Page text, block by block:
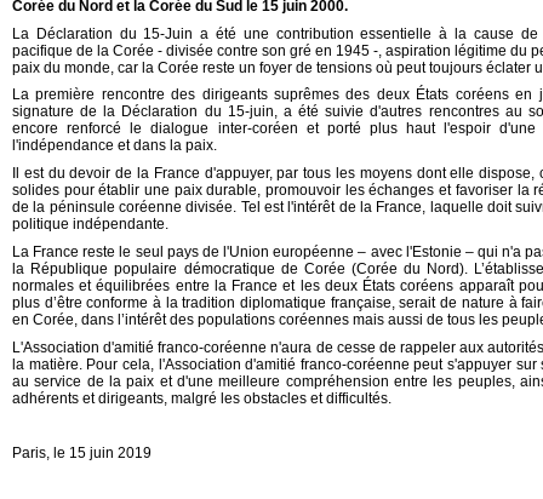
Corée du Nord et la Corée du Sud le 15 juin 2000.
La Déclaration du 15-Juin a été une contribution essentielle à la cause
pacifique de la Corée - divisée contre son gré en 1945 -, aspiration légitime du
paix du monde, car la Corée reste un foyer de tensions où peut toujours éclater
La première rencontre des dirigeants suprêmes des deux États coréens
signature de la Déclaration du 15-juin, a été suivie d'autres rencontres au
encore renforcé le dialogue inter-coréen et porté plus haut l'espoir
l'indépendance et dans la paix.
Il est du devoir de la France d'appuyer, par tous les moyens dont elle
solides pour établir une paix durable, promouvoir les échanges et favoriser la
de la péninsule coréenne divisée. Tel est l'intérêt de la France, laquelle doit
politique indépendante.
La France reste le seul pays de l'Union européenne – avec l'Estonie – qui n'a
la République populaire démocratique de Corée (Corée du Nord).
normales et équilibrées entre la France et les deux États coréens apparaît
plus d’être conforme à la tradition diplomatique française, serait de nature à
en Corée, dans l’intérêt des populations coréennes mais aussi de tous les
L'Association d'amitié franco-coréenne n'aura de cesse de rappeler aux
la matière. Pour cela, l'Association d'amitié franco-coréenne peut s'appuyer
au service de la paix et d'une meilleure compréhension entre les peuples,
adhérents et dirigeants, malgré les obstacles et difficultés.
Paris, le 15 juin 2019